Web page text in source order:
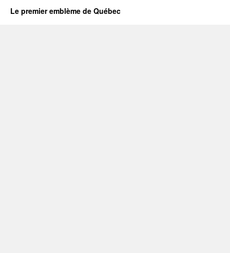
Le premier emblème de Québec